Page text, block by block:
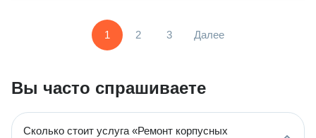
1 2 3 Далее
Вы часто спрашиваете
Сколько стоит услуга «Ремонт корпусных